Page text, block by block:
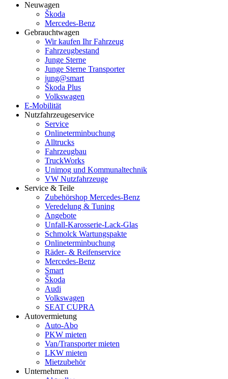
Neuwagen
Škoda
Mercedes-Benz
Gebrauchtwagen
Wir kaufen Ihr Fahrzeug
Fahrzeugbestand
Junge Sterne
Junge Sterne Transporter
jung@smart
Škoda Plus
Volkswagen
E-Mobilität
Nutzfahrzeugeservice
Service
Onlineterminbuchung
Alltrucks
Fahrzeugbau
TruckWorks
Unimog und Kommunaltechnik
VW Nutzfahrzeuge
Service & Teile
Zubehörshop Mercedes-Benz
Veredelung & Tuning
Angebote
Unfall-Karosserie-Lack-Glas
Schmolck Wartungspakte
Onlineterminbuchung
Räder- & Reifenservice
Mercedes-Benz
Smart
Škoda
Audi
Volkswagen
SEAT CUPRA
Autovermietung
Auto-Abo
PKW mieten
Van/Transporter mieten
LKW mieten
Mietzubehör
Unternehmen